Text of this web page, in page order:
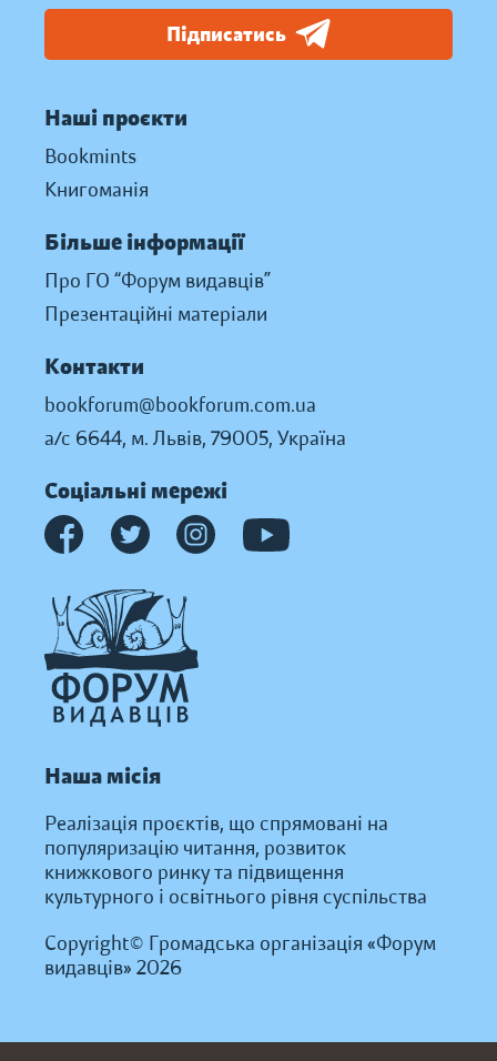
Підписатись
Наші проєкти
Bookmints
Книгоманія
Більше інформації
Про ГО “Форум видавців”
Презентаційні матеріали
Контакти
bookforum@bookforum.com.ua
а/с 6644, м. Львів, 79005, Україна
Соціальні мережі
Наша місія
Реалізація проєктів, що спрямовані на
популяризацію читання, розвиток
книжкового ринку та підвищення
культурного і освітнього рівня суспільства
Copyright© Громадська організація «Форум
видавців» 2026